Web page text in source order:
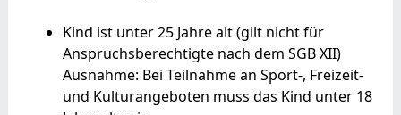
Kind ist unter 25 Jahre alt (gilt nicht für
Anspruchsberechtigte nach dem SGB XII)
Ausnahme: Bei Teilnahme an Sport-, Freizeit-
und Kulturangeboten muss das Kind unter 18